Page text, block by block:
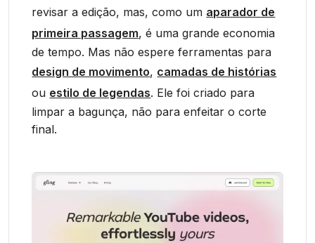
revisar a edição, mas, como um aparador de
primeira passagem, é uma grande economia
de tempo. Mas não espere ferramentas para
design de movimento, camadas de histórias
ou estilo de legendas. Ele foi criado para
limpar a bagunça, não para enfeitar o corte
final.